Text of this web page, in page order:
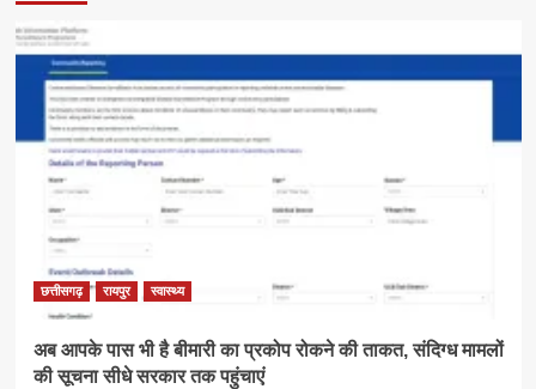
छत्तीसगढ़ रायपुर स्वास्थ्य
अब आपके पास भी है बीमारी का प्रकोप रोकने की ताकत, संदिग्ध मामलों
की सूचना सीधे सरकार तक पहुंचाएं